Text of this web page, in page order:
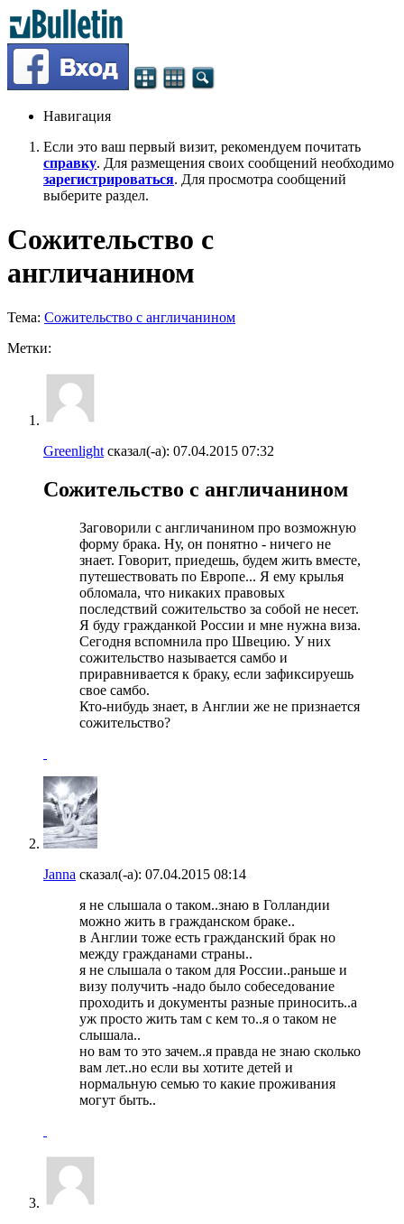
Навигация
Если это ваш первый визит, рекомендуем почитать
справку. Для размещения своих сообщений необходимо
зарегистрироваться. Для просмотра сообщений
выберите раздел.
Сожительство с
англичанином
Тема: Сожительство с англичанином
Метки:
Greenlight сказал(-а): 07.04.2015 07:32
Сожительство с англичанином
Заговорили с англичанином про возможную
форму брака. Ну, он понятно - ничего не
знает. Говорит, приедешь, будем жить вместе,
путешествовать по Европе... Я ему крылья
обломала, что никаких правовых
последствий сожительство за собой не несет.
Я буду гражданкой России и мне нужна виза.
Сегодня вспомнила про Швецию. У них
сожительство называется самбо и
приравнивается к браку, если зафиксируешь
свое самбо.
Кто-нибудь знает, в Англии же не признается
сожительство?
Janna сказал(-а): 07.04.2015 08:14
я не слышала о таком..знаю в Голландии
можно жить в гражданском браке..
в Англии тоже есть гражданский брак но
между гражданами страны..
я не слышала о таком для России..раньше и
визу получить -надо было собеседование
проходить и документы разные приносить..а
уж просто жить там с кем то..я о таком не
слышала..
но вам то это зачем..я правда не знаю сколько
вам лет..но если вы хотите детей и
нормальную семью то какие проживания
могут быть..